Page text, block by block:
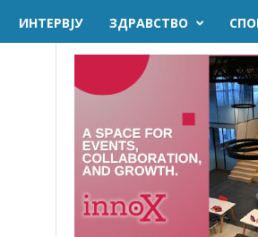
ИНТЕРВЈУ ЗДРАВСТВО